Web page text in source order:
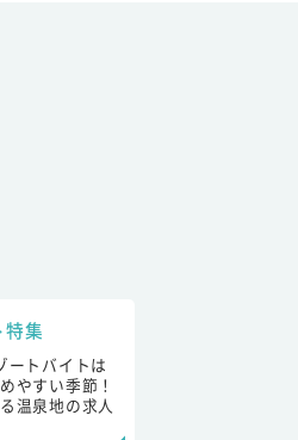
集
ートバイトは
やすい季節！
温泉地の求人